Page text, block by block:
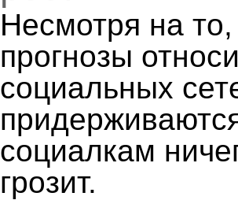
Несмотря на
прогнозы
социальных
социалкам
грозит.